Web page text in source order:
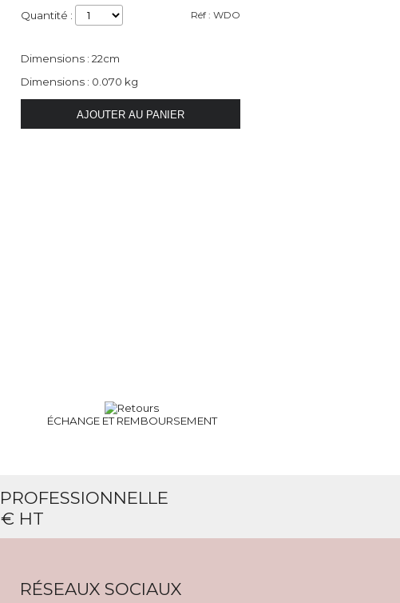
Quantité : Réf : WDO
Dimensions : 22cm
Dimensions : 0.070 kg
ÉCHANGE ETREMBOURSEMENT
HT
RÉSEAUX SOCIAUX